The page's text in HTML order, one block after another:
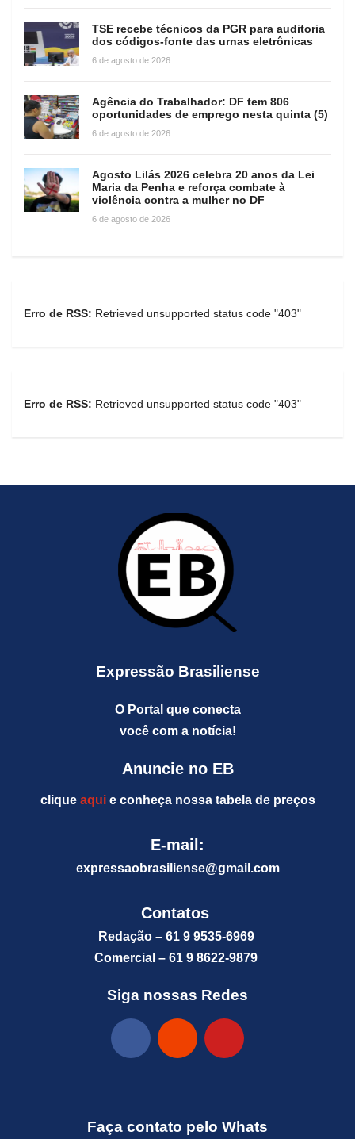
TSE recebe técnicos da PGR para auditoria
dos códigos-fonte das urnas eletrônicas
6 de agosto de 2026
Agência do Trabalhador: DF tem 806
oportunidades de emprego nesta quinta (5)
6 de agosto de 2026
Agosto Lilás 2026 celebra 20 anos da Lei
Maria da Penha e reforça combate à
violência contra a mulher no DF
6 de agosto de 2026
Erro de RSS: Retrieved unsupported status code "403"
Erro de RSS: Retrieved unsupported status code "403"
Expressão Brasiliense
O Portal que conecta
você com a notícia!
Anuncie no EB
clique aquie conheça nossa tabela de preços
E-mail:
expressaobrasiliense@gmail.com
Contatos
Redação – 61 9 9535-6969
Comercial – 61 9 8622-9879
Siga nossas Redes
Faça contato pelo Whats